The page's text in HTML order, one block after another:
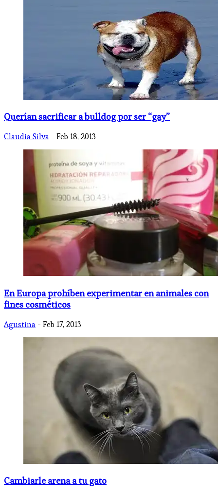
Querían sacrificar a bulldog por ser “gay”
Claudia Silva - Feb 18, 2013
En Europa prohíben experimentar en animales con
fines cosméticos
Agustina - Feb 17, 2013
Cambiarle arena a tu gato